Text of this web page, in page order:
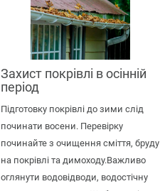
Захист покрівлі в осінній
період
Підготовку покрівлі до зими слід
починати восени. Перевірку
починайте з очищення сміття, бруду
на покрівлі та димоходу.Важливо
оглянути водовідводи, водостічну